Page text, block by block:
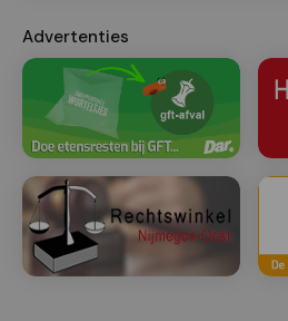
Advertenties